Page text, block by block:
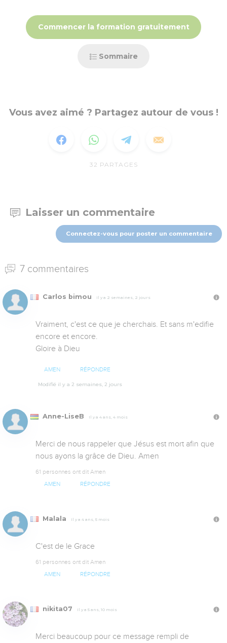
Commencer la formation gratuitement
Sommaire
Vous avez aimé ? Partagez autour de vous !
32 PARTAGES
Laisser un commentaire
Connectez-vous pour poster un commentaire
7 commentaires
Carlos bimou Il y a 2 semaines, 2 jours
Vraiment, c'est ce que je cherchais. Et sans m'edifie
encore et encore.
Gloire à Dieu
AMEN RÉPONDRE
Modifié il y a 2 semaines, 2 jours
Anne-LiseB Il y a 4 ans, 4 mois
Merci de nous rappeler que Jésus est mort afin que
nous ayons la grâce de Dieu. Amen
61 personnes ont dit Amen
AMEN RÉPONDRE
Malala Il y a 4 ans, 5 mois
C'est de le Grace
61 personnes ont dit Amen
AMEN RÉPONDRE
nikita07 Il y a 5 ans, 10 mois
Merci beaucoup pour ce message rempli de